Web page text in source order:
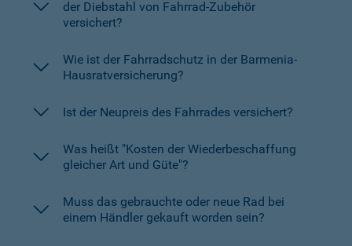
der Diebstahl von Fahrrad-Zubehör
versichert?
Wie ist der Fahrradschutz in der Barmenia-
Hausratversicherung?
Ist der Neupreis des Fahrrades versichert?
Was heißt "Kosten der Wiederbeschaffung
gleicher Art und Güte"?
Muss das gebrauchte oder neue Rad bei
einem Händler gekauft worden sein?